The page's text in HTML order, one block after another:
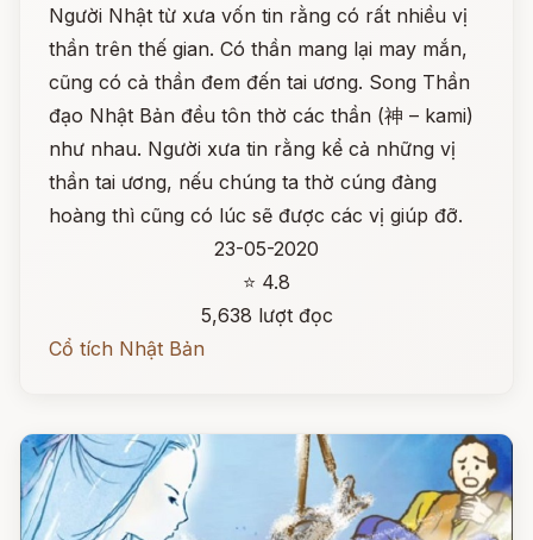
Người Nhật từ xưa vốn tin rằng có rất nhiều vị
thần trên thế gian. Có thần mang lại may mắn,
cũng có cả thần đem đến tai ương. Song Thần
đạo Nhật Bản đều tôn thờ các thần (神 – kami)
như nhau. Người xưa tin rằng kể cả những vị
thần tai ương, nếu chúng ta thờ cúng đàng
hoàng thì cũng có lúc sẽ được các vị giúp đỡ.
23-05-2020
⭐ 4.8
5,638 lượt đọc
Cổ tích Nhật Bản